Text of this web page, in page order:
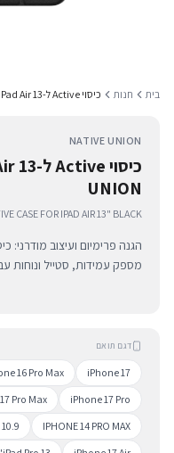
בית חנות כיסוי Active ל-iPad Air 13" - שחור
NATIVE UNION
UNION
CASE FOR IPAD AIR 13" BLACK
מספק עמידות, סטייל ונוחות
דגם תואם
iPhone 17
16 Pro Max
iPhone 17 Pro
Pro Max
IPHONE 14 PRO MAX